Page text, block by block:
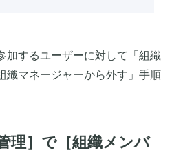
加するユーザーに対して「組織
織マネージャーから外す」手順
理］で［組織メンバ